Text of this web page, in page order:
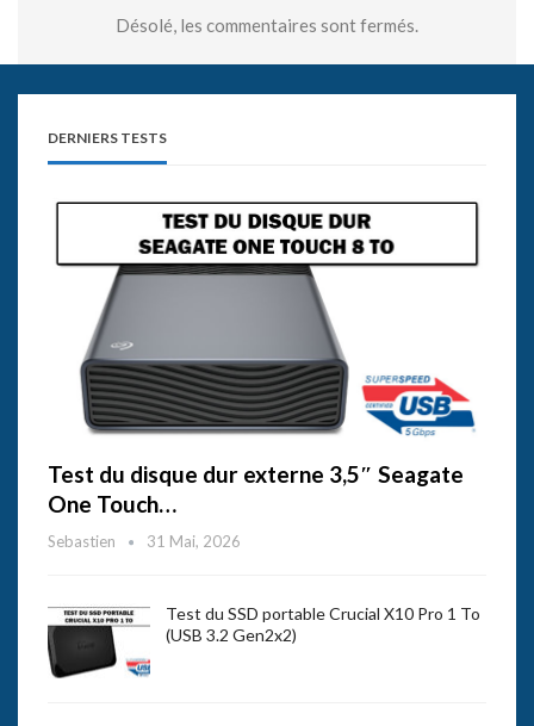
Désolé, les commentaires sont fermés.
DERNIERS TESTS
Test du disque dur externe 3,5″ Seagate
One Touch…
Sebastien 31 Mai, 2026
Test du SSD portable Crucial X10 Pro 1 To
(USB 3.2 Gen2x2)